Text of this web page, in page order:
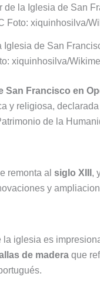
Iglesia de San
xiquinhosilva/
San Francisco en
y religiosa,
de la
remonta al siglo XIII ,
y
la iglesia es
de maderaque